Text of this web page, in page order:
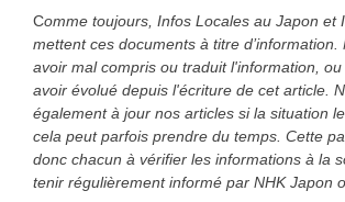
Comme toujours, Infos Locales au Japon et
mettent ces documents à titre d’information.
avoir mal compris ou traduit l'information,
avoir évolué depuis l'écriture de cet article.
également à jour nos articles si la situation
cela peut parfois prendre du temps. Cette
donc chacun à vérifier les informations à la
tenir régulièrement informé par NHK Japon